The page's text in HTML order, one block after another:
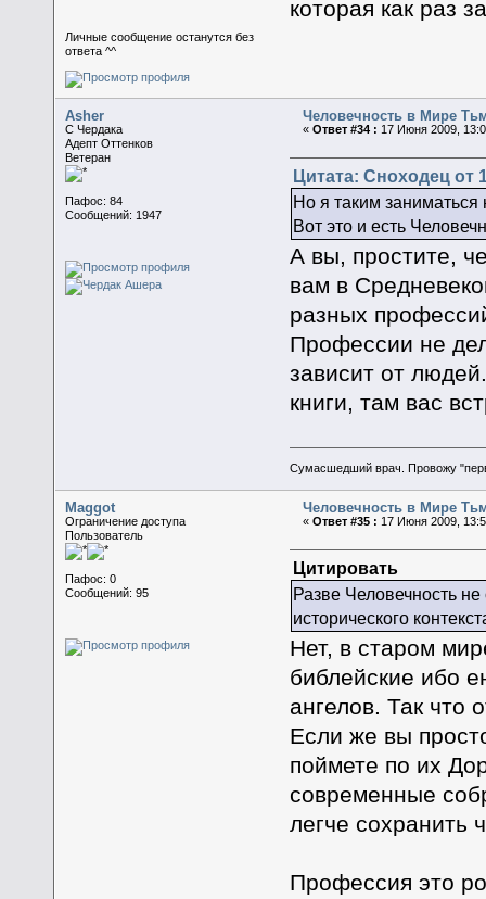
Личные сообщение останутся без
ответа ^^
которая как раз
Asher
C Чердака
Адепт Оттенков
Ветеран
Пафос: 84
Сообщений: 1947
Человечность в Мире
«Ответ #34 : 17 Июня 2009,
Цитата: Сноходец от
Но я таким заниматься
Вот это и есть
А вы, простите,
вам в
разных
Профессии не
зависит от
книги, там вас
Сумасшедший врач. Провожу
Maggot
Ограничение доступа
Пользователь
Пафос: 0
Сообщений: 95
Человечность в Мире
«Ответ #35 : 17 Июня 2009,
Цитировать
Разве Человечность
исторического
Нет, в старом
библейские ибо
ангелов. Так что
Если же вы
поймете по их
современные
легче сохранить
Профессия это